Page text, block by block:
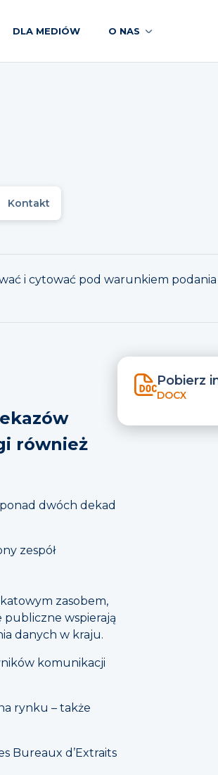
DLA MEDIÓW O NAS
Kontakt
i cytować pod warunkiem
również
dwóch dekad
zespół
zasobem,
publiczne wspierają
danych w kraju.
komunikacji
rynku – także
Bureaux d’Extraits
Pobierz
DOCX